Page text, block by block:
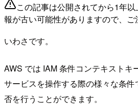
この記事は公開されてから1年
報が古い可能性がありますので、ご
いわさです。
AWS では IAM 条件コンテキストキ
サービスを操作する際の様々な条
否を行うことができます。